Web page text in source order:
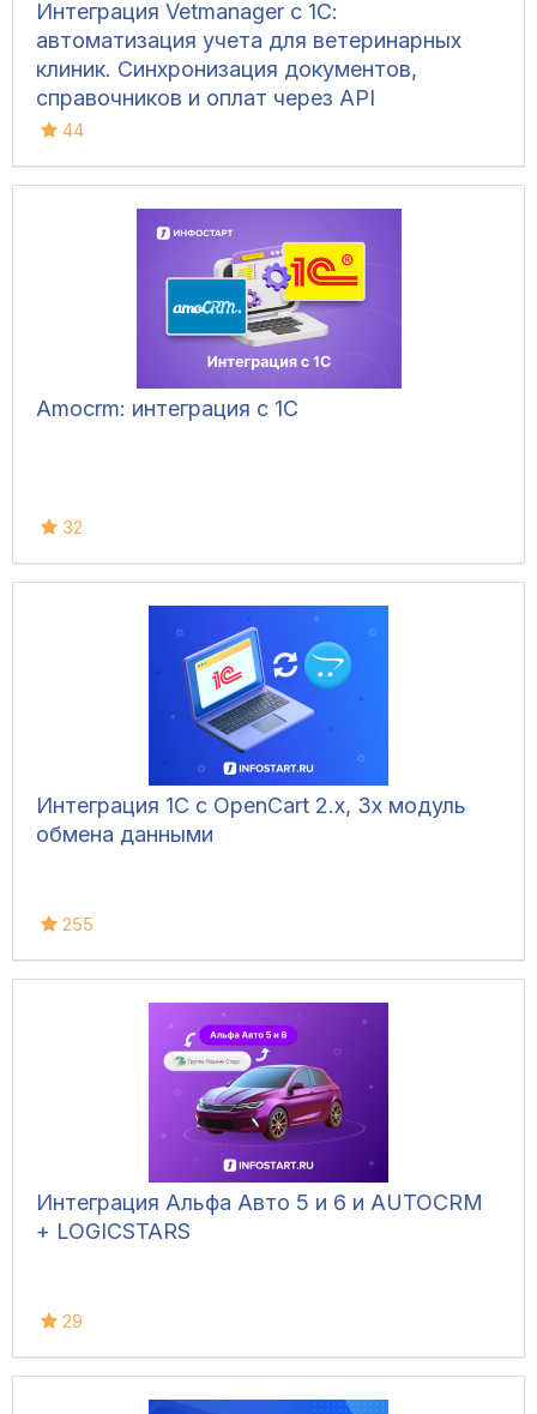
Интеграция Vetmanager с 1С:
автоматизация учета для ветеринарных
клиник. Синхронизация документов,
справочников и оплат через API
44
Amocrm: интеграция с 1С
32
Интеграция 1С с OpenCart 2.x, 3x модуль
обмена данными
255
Интеграция Альфа Авто 5 и 6 и AUTOCRM
+ LOGICSTARS
29